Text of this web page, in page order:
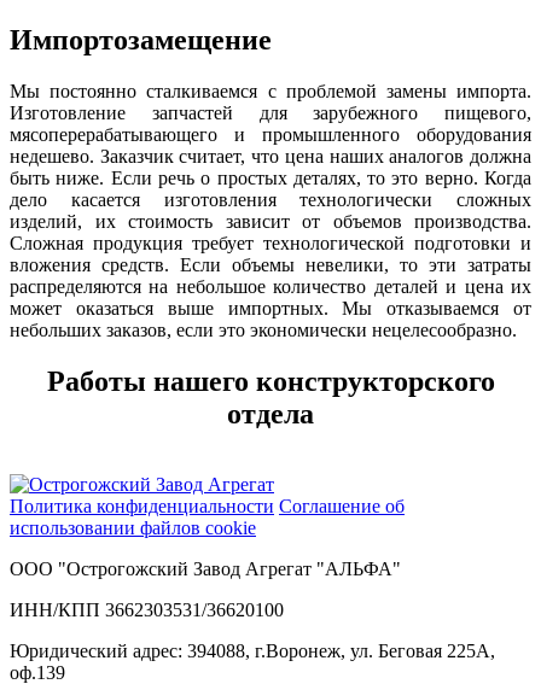
Импортозамещение
Мы постоянно сталкиваемся с проблемой замены импорта.
Изготовление запчастей для зарубежного пищевого,
мясоперерабатывающего и промышленного оборудования
недешево. Заказчик считает, что цена наших аналогов должна
быть ниже. Если речь о простых деталях, то это верно. Когда
дело касается изготовления технологически сложных
изделий, их стоимость зависит от объемов производства.
Сложная продукция требует технологической подготовки и
вложения средств. Если объемы невелики, то эти затраты
распределяются на небольшое количество деталей и цена их
может оказаться выше импортных. Мы отказываемся от
небольших заказов, если это экономически нецелесообразно.
Работы нашего конструкторского
отдела
Политика конфиденциальности Соглашение об
использовании файлов cookie
ООО "Острогожский Завод Агрегат "АЛЬФА"
ИНН/КПП 3662303531/36620100
Юридический адрес: 394088, г.Воронеж, ул. Беговая 225А,
оф.139